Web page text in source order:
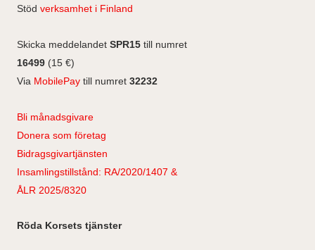
Stöd verksamhet i Finland
Skicka meddelandet SPR15 till numret
16499 (15 €)
Via MobilePay till numret 32232
Bli månadsgivare
Donera som företag
Bidragsgivartjänsten
Insamlingstillstånd: RA/2020/1407 &
ÅLR 2025/8320
Röda Korsets tjänster